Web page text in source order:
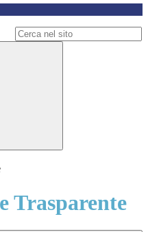
Trasparente